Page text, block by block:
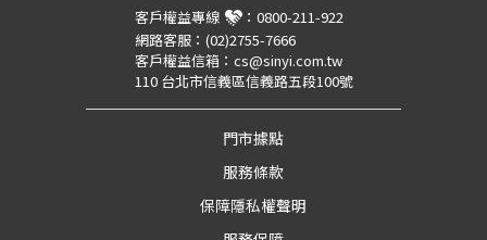
客戶權益專線 ： 0800-211-922
網路客服： (02)2755-7666
客戶權益信箱： cs@sinyi.com.tw
110 台北市信義區信義路五段100號
門市據點
服務條款
保障隱私權聲明